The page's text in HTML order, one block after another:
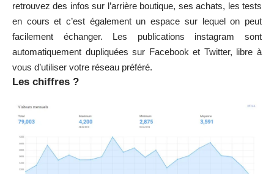
retrouvez des infos sur l’arrière boutique, ses achats, les tests
en cours et c’est également un espace sur lequel on peut
facilement échanger. Les publications instagram sont
automatiquement dupliquées sur Facebook et Twitter, libre à
vous d’utiliser votre réseau préféré.
Les chiffres ?